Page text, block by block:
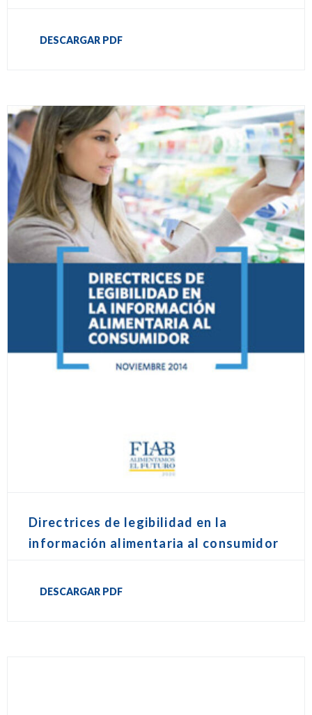
DESCARGAR PDF
Directrices de legibilidad en la
información alimentaria al consumidor
DESCARGAR PDF